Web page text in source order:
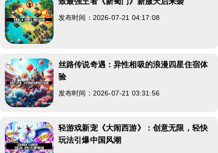
发布时间：2026-07-21 04:17:08
丝路传说奇遇：异性相吸的浪漫四星住宿体
验
发布时间：2026-07-21 03:31:56
轻游戏新宠《大闹西游》：创意无限，轻快
玩法引爆中国风潮